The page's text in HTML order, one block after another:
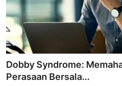
Dobby Syndrome:
Perasaan Bersala...